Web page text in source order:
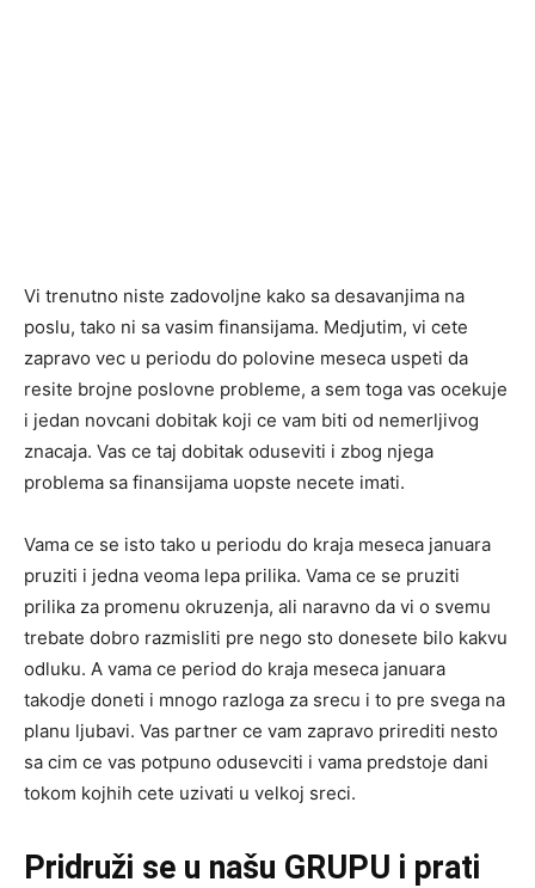
Vi trenutno niste zadovoljne kako sa desavanjima na
poslu, tako ni sa vasim finansijama. Medjutim, vi cete
zapravo vec u periodu do polovine meseca uspeti da
resite brojne poslovne probleme, a sem toga vas ocekuje
i jedan novcani dobitak koji ce vam biti od nemerljivog
znacaja. Vas ce taj dobitak oduseviti i zbog njega
problema sa finansijama uopste necete imati.
Vama ce se isto tako u periodu do kraja meseca januara
pruziti i jedna veoma lepa prilika. Vama ce se pruziti
prilika za promenu okruzenja, ali naravno da vi o svemu
trebate dobro razmisliti pre nego sto donesete bilo kakvu
odluku. A vama ce period do kraja meseca januara
takodje doneti i mnogo razloga za srecu i to pre svega na
planu ljubavi. Vas partner ce vam zapravo prirediti nesto
sa cim ce vas potpuno odusevciti i vama predstoje dani
tokom kojhih cete uzivati u velkoj sreci.
Pridruži se u našu GRUPU i prati